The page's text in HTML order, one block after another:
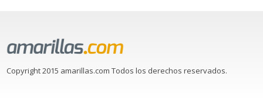
Copyright 2015 amarillas.com Todos los derechos reservados.